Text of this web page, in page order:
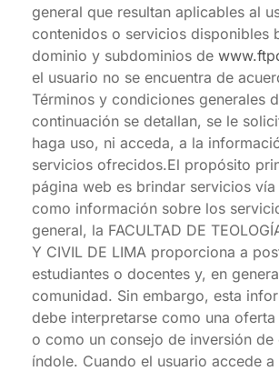
general que resultan aplicables al
contenidos o servicios disponibles
dominio y subdominios de
el usuario no se encuentra de
Términos y condiciones generales
continuación se detallan, se le
haga uso, ni acceda, a la
servicios ofrecidos.El propósito
página web es brindar servicios vía
como información sobre los
general, la FACULTAD DE
Y CIVIL DE LIMA proporciona a
estudiantes o docentes y, en
comunidad. Sin embargo, esta
debe interpretarse como una
o como un consejo de inversión de
índole. Cuando el usuario accede a